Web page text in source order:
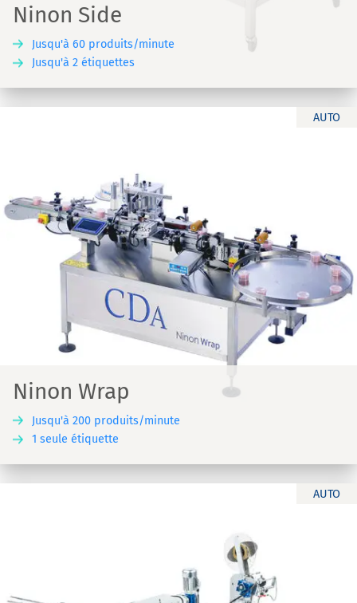
Ninon Side
Jusqu'à 60 produits/minute
Jusqu'à 2 étiquettes
AUTO
Ninon Wrap
Jusqu'à 200 produits/minute
1 seule étiquette
AUTO